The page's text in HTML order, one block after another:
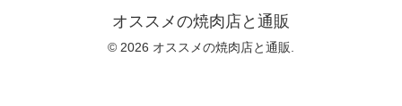
オススメの焼肉店と通販
© 2026 オススメの焼肉店と通販.